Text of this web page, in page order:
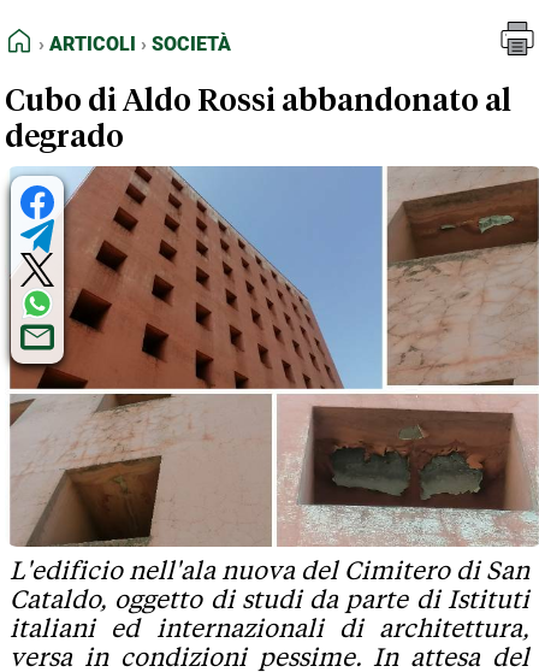
FEED RSS
NORMATIVE DEONTOLOGICHE
TERMINI e CONDIZIONI
HOME
ARTICOLI SOCIETÀ
Cubo di Aldo Rossi abbandonato al
degrado
L'edificio nell'ala nuova del Cimitero di San
Cataldo, oggetto di studi da parte di Istituti
italiani ed internazionali di architettura,
versa in condizioni pessime. In attesa del